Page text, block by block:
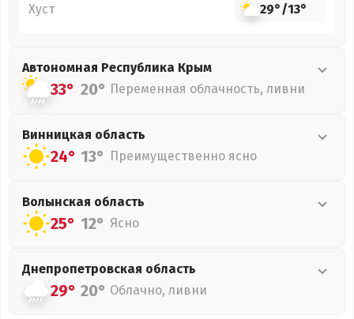
Хуст 29°/13°
Автономная Республика Крым
33° 20° Переменная облачность, ливни
Винницкая область
24° 13° Преимущественно ясно
Волынская область
25° 12° Ясно
Днепропетровская область
29° 20° Облачно, ливни